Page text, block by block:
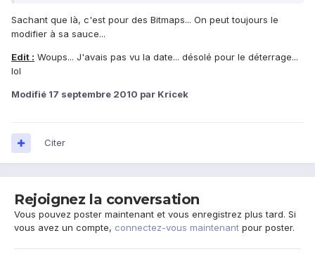
Sachant que là, c'est pour des Bitmaps... On peut toujours le
modifier à sa sauce...
Edit : Woups... J'avais pas vu la date... désolé pour le déterrage...
lol
Modifié 17 septembre 2010 par Kricek
Citer
Rejoignez la conversation
Vous pouvez poster maintenant et vous enregistrez plus tard. Si
vous avez un compte, connectez-vous maintenant pour poster.